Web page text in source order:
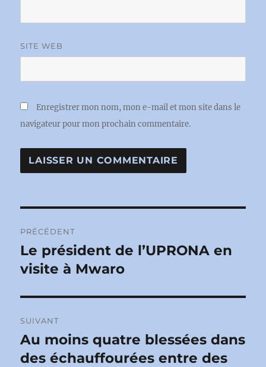
SITE WEB
Enregistrer mon nom, mon e-mail et mon site dans le
navigateur pour mon prochain commentaire.
de
l’article
PRÉCÉDENT
Publication
précédente :
Le président de l’UPRONA en
visite à Mwaro
SUIVANT
Publication
suivante :
Au moins quatre blessées dans
des échauffourées entre des